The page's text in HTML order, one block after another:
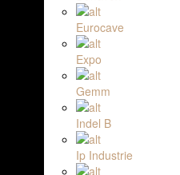
Eurocave
Expo
Gemm
Indel B
Ip Industrie